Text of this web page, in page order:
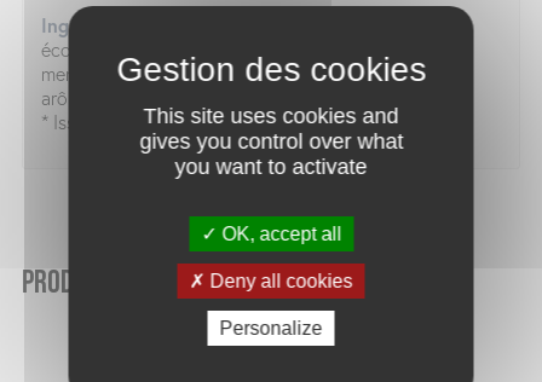
Ingrédients:
écorces de citron*, Huile essentielle de citron vert*,
menthe*, fleurs de souci*, arôme naturel de citron,
arôme naturel de menthe poivrée, extrait de vanille*.
* Issu de l‘agriculture biologique
Produits similaires
This site uses cookies and
gives you control over what
you want to activate
OK, accept all
Deny all cookies
Personalize